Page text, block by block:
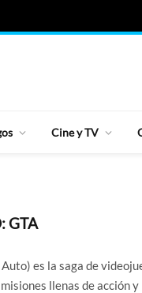
Cine y TV
GTA
es la saga de
llenas de acción